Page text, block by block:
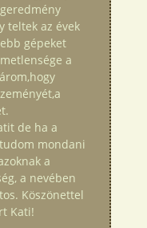
teltek az évek
gépeket
a
de ha a
mondani
a
a nevében
Köszönettel
Kati!